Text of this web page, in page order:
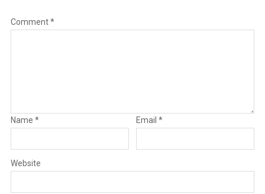
Comment*
Name * Email*
Website